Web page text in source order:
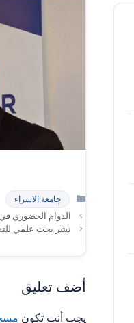
التصنيفات
جامعة الاسراء
الدوام الحضوري في
نشر بحث علمي
أضف تعليق
يجب أنت تكون